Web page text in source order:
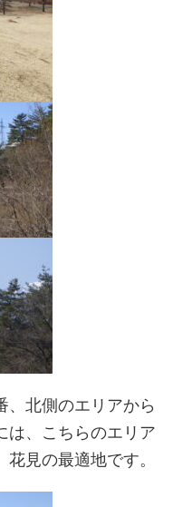
、北側のエリアから
は、こちらのエリア
見の最適地です。